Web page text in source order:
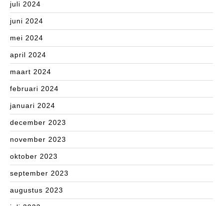
juli 2024
juni 2024
mei 2024
april 2024
maart 2024
februari 2024
januari 2024
december 2023
november 2023
oktober 2023
september 2023
augustus 2023